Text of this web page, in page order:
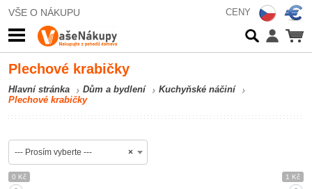
VŠE O NÁKUPU CENY
Plechové krabičky
Hlavní stránka Dům a bydlení
Kuchyňské náčiní
Plechové krabičky
×
--- Prosím vyberte ---
0 Kč 1 Kč